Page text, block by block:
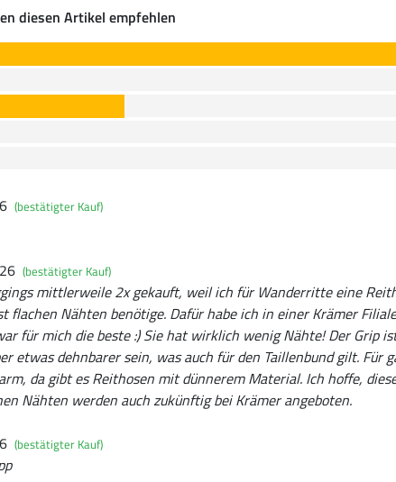
diesen Artikel empfehlen
(bestätigter Kauf)
(bestätigter Kauf)
mittlerweile 2x gekauft, weil ich für Wanderritte eine
flachen Nähten benötige. Dafür habe ich in einer Krämer
für mich die beste :) Sie hat wirklich wenig Nähte! Der Grip
etwas dehnbarer sein, was auch für den Taillenbund gilt. Für
da gibt es Reithosen mit dünnerem Material. Ich hoffe,
Nähten werden auch zukünftig bei Krämer angeboten.
(bestätigter Kauf)